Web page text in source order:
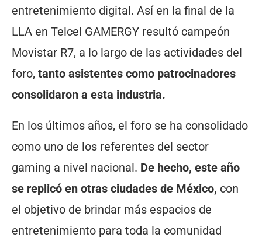
entretenimiento digital. Así en la final de la
LLA en Telcel GAMERGY resultó campeón
Movistar R7, a lo largo de las actividades del
foro, tanto asistentes como patrocinadores
consolidaron a esta industria.
En los últimos años, el foro se ha consolidado
como uno de los referentes del sector
gaming a nivel nacional. De hecho, este año
se replicó en otras ciudades de México, con
el objetivo de brindar más espacios de
entretenimiento para toda la comunidad